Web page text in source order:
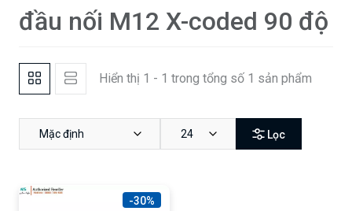
đầu nối M12 X-coded 90 độ
Hiển thị 1 - 1 trong tổng số 1 sản phẩm
Mặc định 24 Lọc
-30%